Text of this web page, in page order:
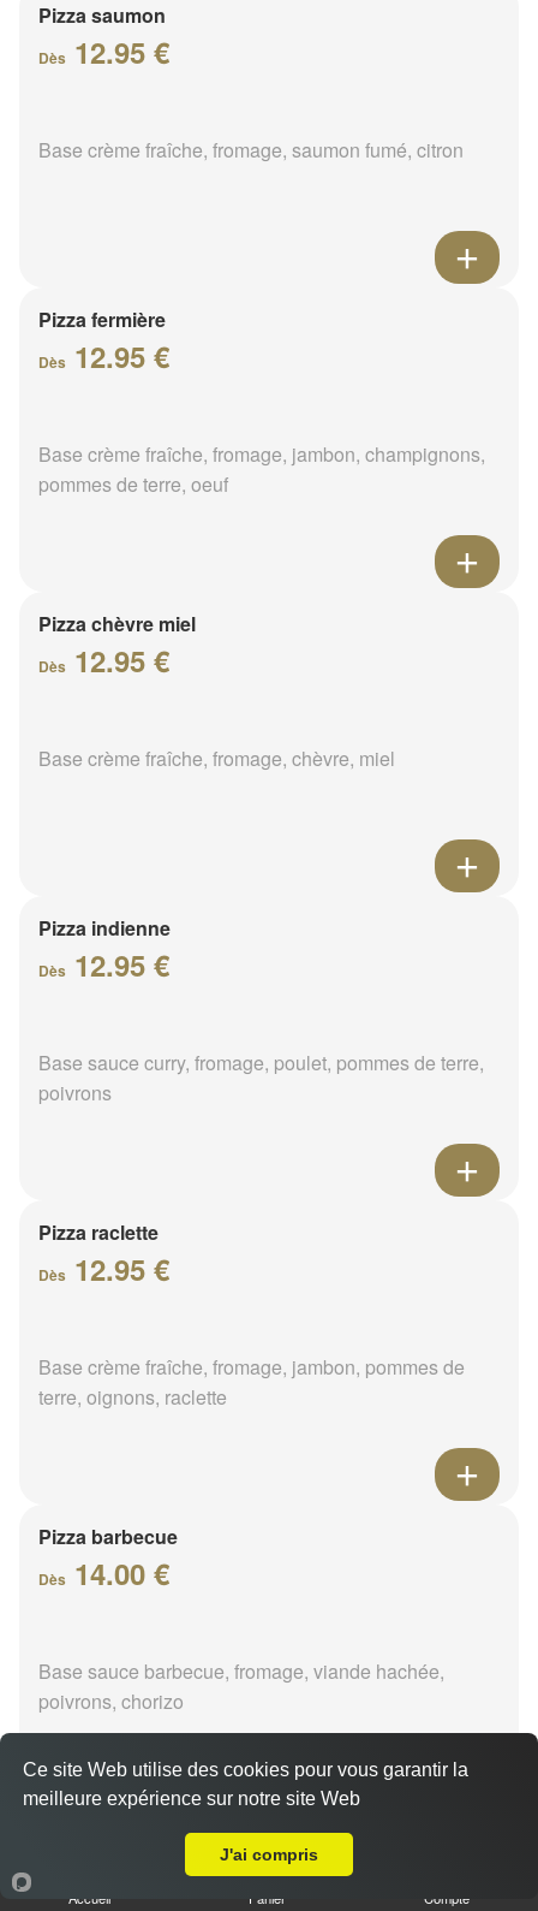
Pizza saumon
Dès 12.95 €
Base crème fraîche, fromage, saumon fumé, citron
Pizza fermière
Dès 12.95 €
Base crème fraîche, fromage, jambon, champignons,
pommes de terre, oeuf
Pizza chèvre miel
Dès 12.95 €
Base crème fraîche, fromage, chèvre, miel
Pizza indienne
Dès 12.95 €
Base sauce curry, fromage, poulet, pommes de terre,
poivrons
Pizza raclette
Dès 12.95 €
Base crème fraîche, fromage, jambon, pommes de
terre, oignons, raclette
Pizza barbecue
Dès 14.00 €
Base sauce barbecue, fromage, viande hachée,
poivrons, chorizo
Accueil Panier Compte
Ce site Web utilise des cookies pour vous garantir la
meilleure expérience sur notre site Web
J'ai compris